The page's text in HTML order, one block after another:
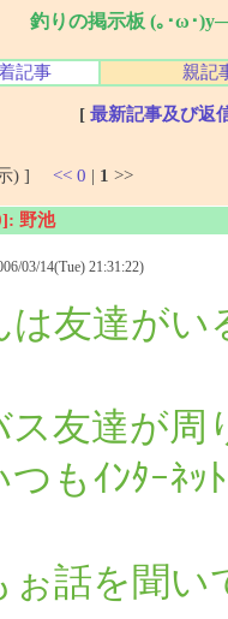
釣りの掲示板 (｡･ω･
記事 親記
[ 最新記事及び返
示) ] << 0 | 1 >>
野池
03/14(Tue) 21:31:22)
は友達が
ス友達が周
もｲﾝﾀｰﾈ
ぉ話を聞い